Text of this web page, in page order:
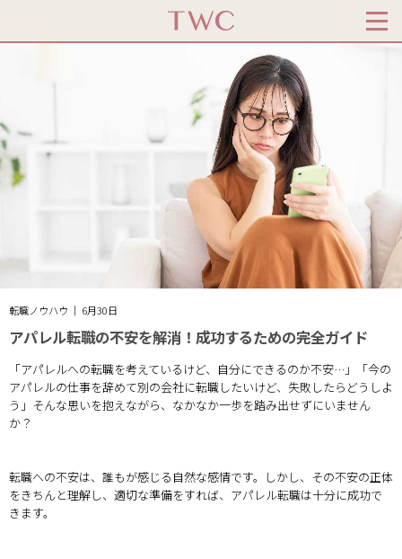
転職ノウハウ ｜ 6月30日
アパレル転職の不安を解消！成功するための完全ガイド
「アパレルへの転職を考えているけど、自分にできるのか不安…」「今の
アパレルの仕事を辞めて別の会社に転職したいけど、失敗したらどうしよ
う」――そんな思いを抱えながら、なかなか一歩を踏み出せずにいません
か？
転職への不安は、誰もが感じる自然な感情です。しかし、その不安の正体
をきちんと理解し、適切な準備をすれば、アパレル転職は十分に成功で
きます。